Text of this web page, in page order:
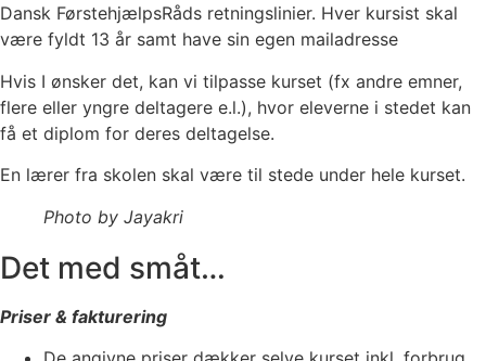
Dansk FørstehjælpsRåds retningslinier. Hver kursist skal
være fyldt 13 år samt have sin egen mailadresse
Hvis I ønsker det, kan vi tilpasse kurset (fx andre emner,
flere eller yngre deltagere e.l.), hvor eleverne i stedet kan
få et diplom for deres deltagelse.
En lærer fra skolen skal være til stede under hele kurset.
Photo by Jayakri
Det med småt…
Priser & fakturering